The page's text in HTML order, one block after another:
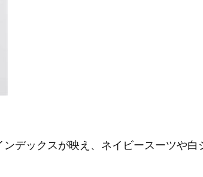
デックスが映え、ネイビースーツや白